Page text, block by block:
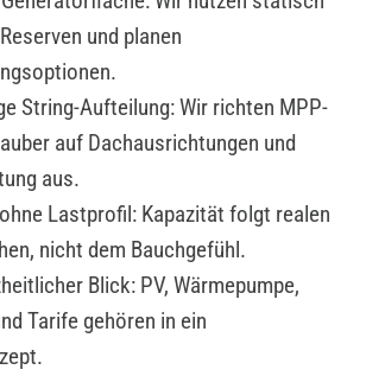
und planen
String-Aufteilung: Wir richten MPP-
auf Dachausrichtungen und
aus.
Lastprofil: Kapazität folgt realen
nicht dem Bauchgefühl.
Blick: PV, Wärmepumpe,
Tarife gehören in ein